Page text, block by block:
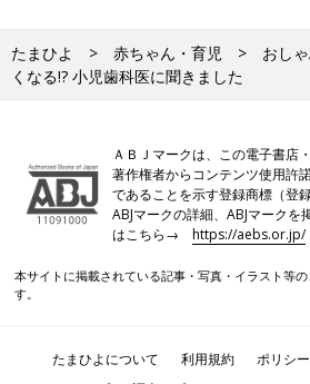
たまひよ 赤ちゃん・育児
おし
くなる!? 小児歯科医に聞きました
ＡＢＪマークは、この電子書店
著作権者からコンテンツ使用許
であることを示す登録商標（登
ABJマークの詳細、ABJマーク
はこちら→https://aebs.or.jp/
本サイトに掲載されている記事・写真・イラスト等
す。
たまひよについて 利用規約 ポリシー